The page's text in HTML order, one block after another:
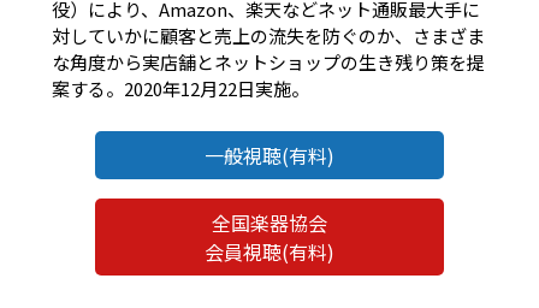
役）により、Amazon、楽天などネット通販最大手に
対していかに顧客と売上の流失を防ぐのか、さまざま
な角度から実店舗とネットショップの生き残り策を提
案する。2020年12月22日実施。
一般視聴(有料)
全国楽器協会
会員視聴(有料)